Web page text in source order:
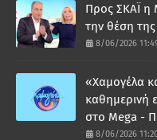
Προς ΣΚΑΪ η
την θέση
8/06/2026
«Χαμογέλα
καθημερινή
στο Mega -
8/06/2026